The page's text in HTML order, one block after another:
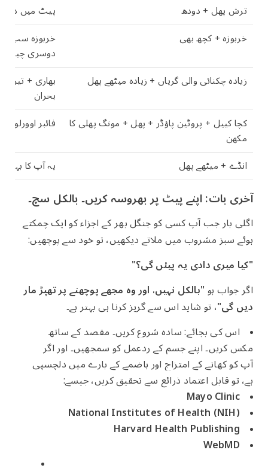
ترش پھل + دودھ
پیٹ میں
خربوزہ + کچھ بھی
خربوزہ سب
دوسری چیزوں
زیادہ چکنائی والی گریاں + زیادہ میٹھے پھل
بھاری + تیزی
بحران
کچا کییل + پروٹین پاؤڈر + پھل + مونگ پھلی کا
مکھن
فائبر
انڈے + میٹھے پھل یہ آپ کا
آخری بات: اپنے پیٹ پر بھروسہ کریں۔ بالکل سچ۔
اگلی بار جب آپ کسی کو جنگل بھر کے اجزاء کو ایک چمکتے
ہوئے سبز مشروب میں ملاتے دیکھیں، تو خود سے پوچھیں:
"کیا میری دادی یہ پیئں گی؟"
اگر جواب ہو"بالکل نہیں، اور وہ مجھے پوچھنے پر تھپڑ مار
دیں گی"، تو شاید اس سے گریز کرنا ہی بہتر ہے۔
اس کی بجائے: سادہ شروع کریں۔ مقصد کے ساتھ
مکس کریں۔ اپنے جسم کے ردعمل کو سمجھیں۔ اور اگر
آپ کو کھانے کے امتزاج اور ہاضمے کے بارے میں دلچسپی
ہے، تو قابل اعتماد ذرائع سے تحقیق کریں، جیسے:
Mayo Clinic
National Institutes of Health (NIH)
Harvard Health Publishing
WebMD